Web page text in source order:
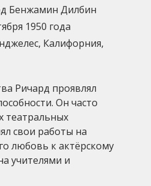
Бенжамин Дилбин
1950 года
Калифорния,
Ричард проявлял
Он часто
театральных
свои работы на
любовь к актёрскому
учителями и